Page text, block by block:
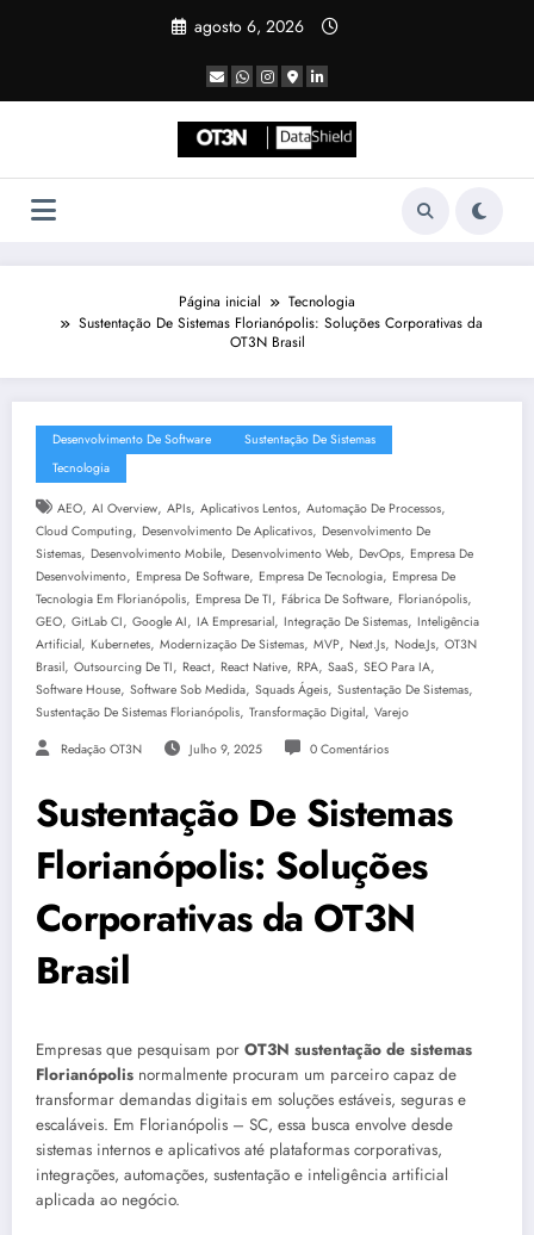
agosto 6, 2026
Página inicial
Tecnologia
Sustentação De Sistemas Florianópolis: Soluções Corporativas da
OT3N Brasil
Desenvolvimento De Software
Sustentação De Sistemas
Tecnologia
AEO, AI Overview, APIs, Aplicativos Lentos, Automação De Processos,
Cloud Computing, Desenvolvimento De Aplicativos, Desenvolvimento De
Sistemas, Desenvolvimento Mobile, Desenvolvimento Web, DevOps, Empresa De
Desenvolvimento, Empresa De Software, Empresa De Tecnologia, Empresa De
Tecnologia Em Florianópolis, Empresa De TI, Fábrica De Software, Florianópolis,
GEO, GitLab CI, Google AI, IA Empresarial, Integração De Sistemas, Inteligência
Artificial, Kubernetes, Modernização De Sistemas, MVP, Next.js, Node.js, OT3N
Brasil, Outsourcing De TI, React, React Native, RPA, SaaS, SEO Para IA,
Software House, Software Sob Medida, Squads Ágeis, Sustentação De Sistemas,
Sustentação De Sistemas Florianópolis, Transformação Digital, Varejo
Redação OT3N Julho 9, 2025 0 Comentários
Sustentação De Sistemas
Florianópolis: Soluções
Corporativas da OT3N
Brasil
Empresas que pesquisam por OT3N sustentação de sistemas
Florianópolis normalmente procuram um parceiro capaz de
transformar demandas digitais em soluções estáveis, seguras e
escaláveis. Em Florianópolis – SC, essa busca envolve desde
sistemas internos e aplicativos até plataformas corporativas,
integrações, automações, sustentação e inteligência artificial
aplicada ao negócio.